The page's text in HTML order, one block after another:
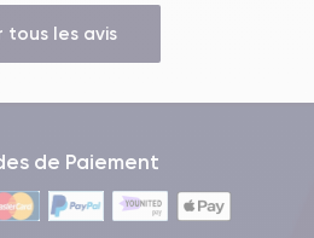
tous les avis
de Paiement